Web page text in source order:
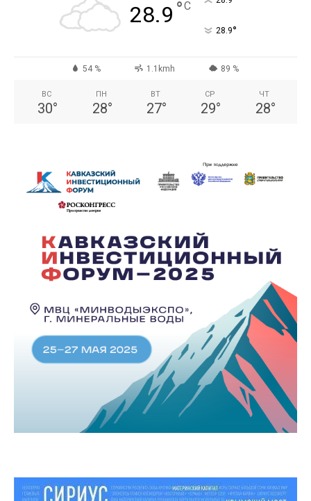
28.9 °C
28.9°
54 % 1.1kmh 89 %
ВС
30°
ПН
28°
ВТ
27°
СР
29°
ЧТ
28°